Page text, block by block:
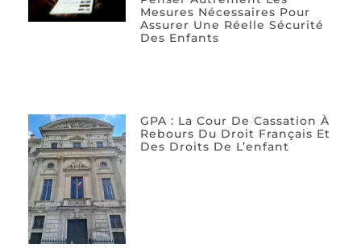
Mesures Nécessaires Pour
Assurer Une Réelle Sécurité
Des Enfants
GPA : La Cour De Cassation À
Rebours Du Droit Français Et
Des Droits De L’enfant